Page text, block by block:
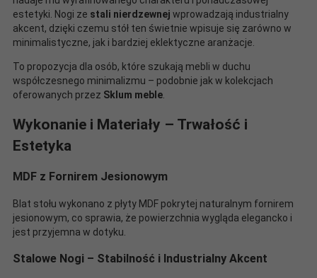
estetyki. Nogi ze stali nierdzewnej wprowadzają industrialny
akcent, dzięki czemu stół ten świetnie wpisuje się zarówno w
minimalistyczne, jak i bardziej eklektyczne aranżacje.
To propozycja dla osób, które szukają mebli w duchu
współczesnego minimalizmu – podobnie jak w kolekcjach
oferowanych przez Sklum meble
Wykonanie i Materiały – Trwałość i
Estetyka
MDF z Fornirem Jesionowym
Blat stołu wykonano z płyty MDF pokrytej naturalnym fornirem
jesionowym, co sprawia, że powierzchnia wygląda elegancko i
jest przyjemna w dotyku.
Stalowe Nogi – Stabilność i Industrialny Akcent